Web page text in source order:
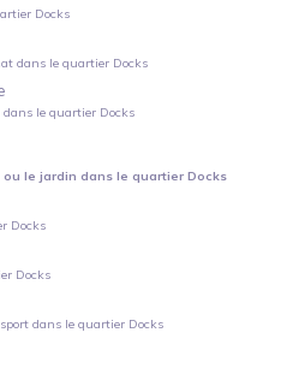
Docks
dans le quartier Docks
dans le quartier Docks
le jardin dans le quartierDocks
Docks
Docks
dans le quartier Docks